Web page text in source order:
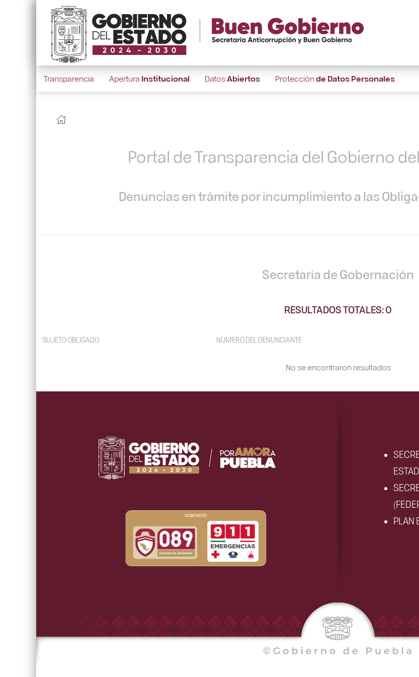
Transparencia Apertura Institucional DatosAbiertos Protecciónde Datos Personales
Portal de Transparencia del Gobierno
Denuncias en trámite por incumplimiento a las
Secretaría de Gobernación
RESULTADOS TOTALES: 0
SUJETO OBLIGADO NÚMERO DEL DENUNCIANTE
No se encontraron resultados
PLAN